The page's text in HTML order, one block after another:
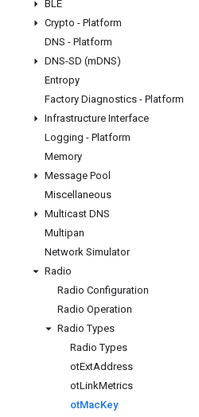
BLE
Crypto - Platform
DNS - Platform
DNS-SD (mDNS)
Entropy
Factory Diagnostics - Platform
Infrastructure Interface
Logging - Platform
Memory
Message Pool
Miscellaneous
Multicast DNS
Multipan
Network Simulator
Radio
Radio Configuration
Radio Operation
Radio Types
Radio Types
otExtAddress
otLinkMetrics
otMacKey